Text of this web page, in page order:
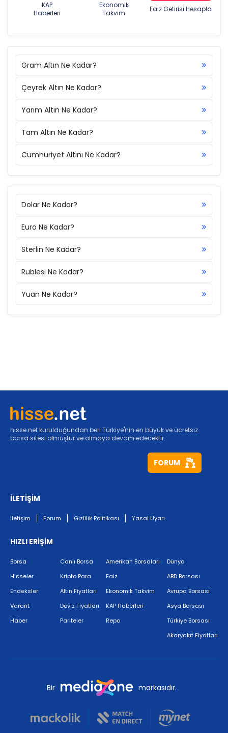
KAP
Haberleri
Ekonomik
Takvim
Faiz Getirisi Hesapla
Gram Altın Ne Kadar?
Çeyrek Altın Ne Kadar?
Yarım Altın Ne Kadar?
Tam Altın Ne Kadar?
Cumhuriyet Altını Ne Kadar?
Dolar Ne Kadar?
Euro Ne Kadar?
Sterlin Ne Kadar?
Rublesi Ne Kadar?
Yuan Ne Kadar?
hisse.net kurulduğundan beri Türkiye'nin en büyük ve ücretsiz
borsa sitesi olmuştur ve olmaya devam edecektir.
FORUM
İLETİŞİM
İletişim Forum Gizlilik Politikası Yasal Uyarı
HIZLI ERİŞİM
Borsa
Hisseler
Endeksler
Varant
Haber
Canlı Borsa
Kripto Para
Altın Fiyatları
Döviz Fiyatları
Pariteler
Amerikan Borsaları
Faiz
Ekonomik Takvim
KAP Haberleri
Repo
Dünya
ABD Borsası
Avrupa Borsası
Asya Borsası
Türkiye Borsası
Akaryakıt Fiyatları
Bir markasıdır.